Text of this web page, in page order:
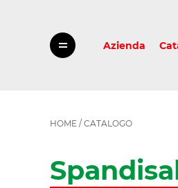
Azienda
HOME / CATALOGO